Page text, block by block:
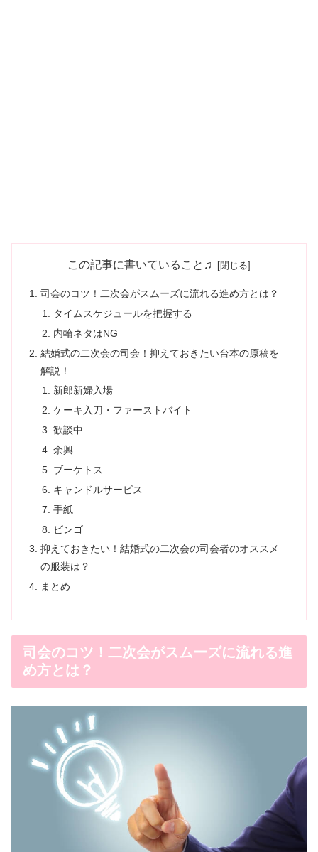
この記事に書いていること♫
司会のコツ！二次会がスムーズに流れる進め方とは？
タイムスケジュールを把握する
内輪ネタはNG
結婚式の二次会の司会！抑えておきたい台本の原稿を
解説！
新郎新婦入場
ケーキ入刀・ファーストバイト
歓談中
余興
ブーケトス
キャンドルサービス
手紙
ビンゴ
抑えておきたい！結婚式の二次会の司会者のオススメ
の服装は？
まとめ
司会のコツ！二次会がスムーズに流れる進
め方とは？